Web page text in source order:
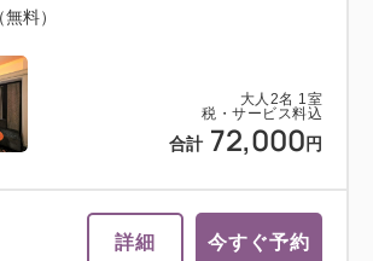
大人 2名 1室
税・サービス料込
合計 72,000 円
料）
詳細 今すぐ予約